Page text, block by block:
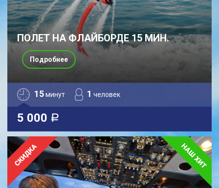
ПОЛЕТ НА ФЛАЙБОРДЕ 15 МИН.
15минут 1 человек
5 000 a
Подробнее